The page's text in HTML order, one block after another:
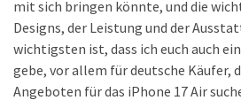
Essentials-
Ratgeber:
Lokale
oder
internationale
mit sich bringen könnte, und die
Designs, der Leistung und der
wichtigsten ist, dass ich euch auch
gebe, vor allem für deutsche Käufer,
Angeboten für das iPhone 17 Air